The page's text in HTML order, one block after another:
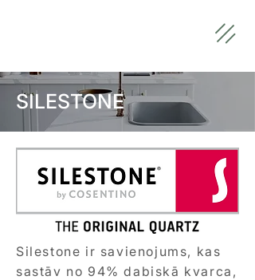
SILESTONE
Silestone ir savienojums, kas
sastāv no 94% dabiskā kvarca,